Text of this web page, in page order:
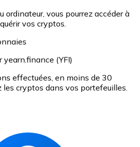
ordinateur, vous pourrez accéder à
vos cryptos.
(YFI)
effectuées, en moins de 30
les cryptos dans vos portefeuilles.